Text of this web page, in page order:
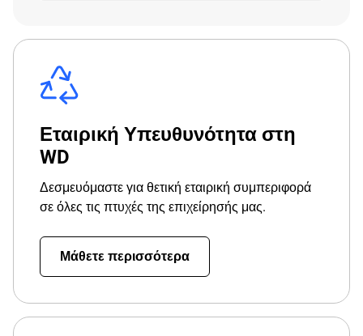
Εταιρική Υπευθυνότητα στη
WD
Δεσμευόμαστε για θετική εταιρική συμπεριφορά
σε όλες τις πτυχές της επιχείρησής μας.
Μάθετε περισσότερα